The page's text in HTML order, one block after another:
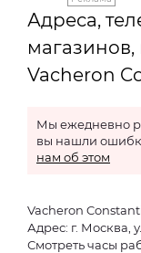
Адреса,
Vacheron
Мы ежедневно
вы нашли
нам об этом
Vacheron
Адрес: г. Москва,
Смотреть часы